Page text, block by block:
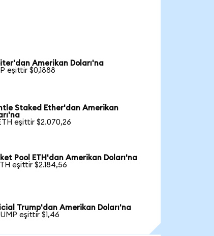
Amerikan Doları'na
eşittir $0,1888
Staked Ether'dan Amerikan
eşittir $2.070,26
Pool ETH'dan Amerikan Doları'na
eşittir $2.184,56
Trump'dan Amerikan Doları'na
eşittir $1,46